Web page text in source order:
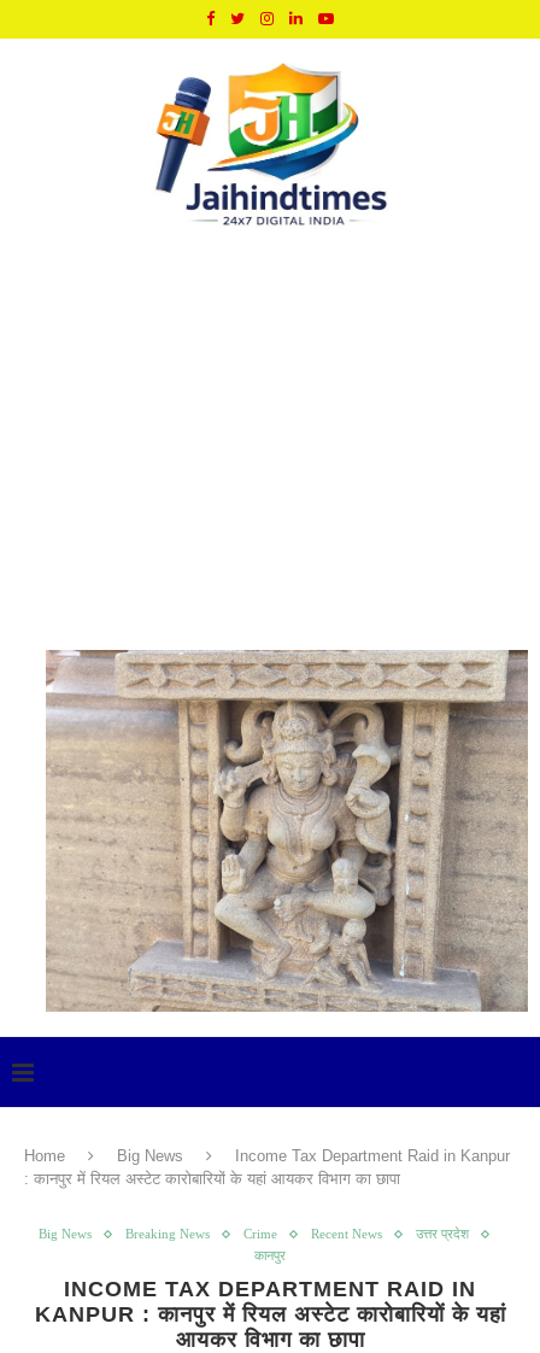
Home Big News
Income Tax Department Raid in Kanpur
: कानपुर में रियल अस्टेट कारोबारियों के यहां आयकर विभाग का छापा
Big News Breaking News Crime Recent News
उत्तर प्रदेश
कानपुर
INCOME TAX DEPARTMENT RAID IN
KANPUR : कानपुर में रियल अस्टेट कारोबारियों के यहां
आयकर विभाग का छापा